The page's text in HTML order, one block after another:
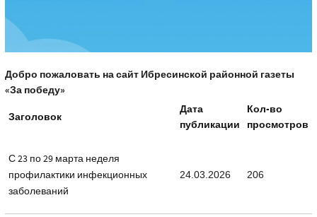
Добро пожаловать на сайт Ибресинской районной газеты
«За победу»
Заголовок
Дата
публикации
Кол-во
просмотров
С 23 по 29 марта неделя
профилактики инфекционных
заболеваний
24.03.2026 206